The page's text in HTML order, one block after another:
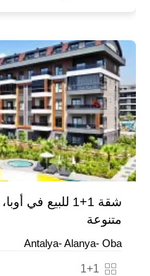
شقة 1+1 للبيع
متنوعة
Antalya- Alanya- Oba
1+1